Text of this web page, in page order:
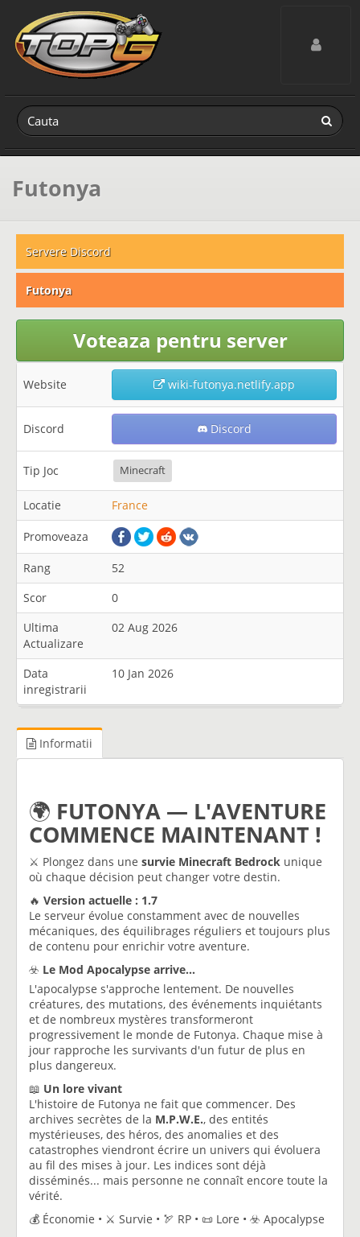
Toggle
Futonya
Servere Discord
Futonya
Voteaza pentru server
Website wiki-futonya.netlify.app
Discord Discord
Tip Joc Minecraft
Locatie France
Promoveaza
Rang
52
Scor
0
Ultima
Actualizare
02 Aug 2026
Data
inregistrarii
10 Jan 2026
Informatii
🌍 FUTONYA — L'AVENTURE
COMMENCE MAINTENANT !
⚔️ Plongez dans une survie Minecraft Bedrock unique
où chaque décision peut changer votre destin.
🔥 Version actuelle : 1.7
Le serveur évolue constamment avec de nouvelles
mécaniques, des équilibrages réguliers et toujours plus
de contenu pour enrichir votre aventure.
☣️ Le Mod Apocalypse arrive...
L'apocalypse s'approche lentement. De nouvelles
créatures, des mutations, des événements inquiétants
et de nombreux mystères transformeront
progressivement le monde de Futonya. Chaque mise à
jour rapproche les survivants d'un futur de plus en
plus dangereux.
📖 Un lore vivant
L'histoire de Futonya ne fait que commencer. Des
archives secrètes de la M.P.W.E., des entités
mystérieuses, des héros, des anomalies et des
catastrophes viendront écrire un univers qui évoluera
au fil des mises à jour. Les indices sont déjà
disséminés... mais personne ne connaît encore toute la
vérité.
💰 Économie • ⚔️ Survie • 🏹 RP • 📜 Lore • ☣️ Apocalypse